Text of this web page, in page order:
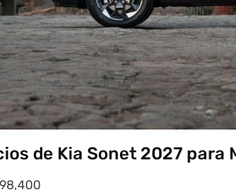
de Kia Sonet 2027 para